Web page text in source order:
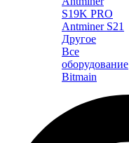
S19K PRO
Antminer S21
Другое
Все
оборудование
Bitmain